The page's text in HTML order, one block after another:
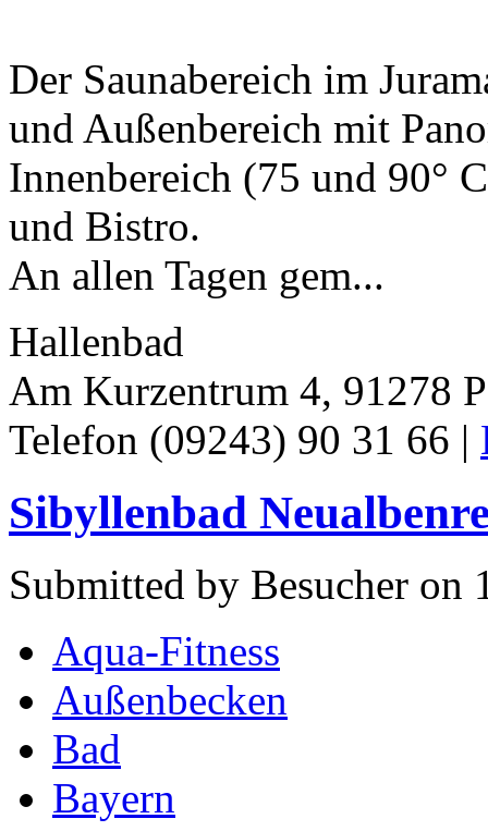
Der Saunabereich im
und Außenbereich mit
Innenbereich (75 und 90°
und Bistro.
An allen Tagen gem...
Hallenbad
Am Kurzentrum 4, 91278
Telefon (09243) 90 31 66 |
Sibyllenbad
Submitted by Besucher on
Aqua-Fitness
Außenbecken
Bad
Bayern